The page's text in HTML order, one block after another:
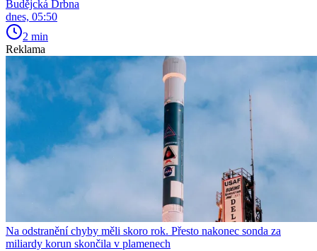
Budějcká Drbna
dnes, 05:50
2 min
Reklama
Na odstranění chyby měli skoro rok. Přesto nakonec sonda za
miliardy korun skončila v plamenech